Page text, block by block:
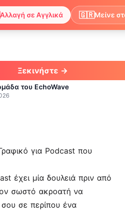
Ξεκινήστε →
του EchoWave
για Podcast που
έχει μία δουλειά πριν από
σωστό ακροατή να
σε περίπου ένα
Αλλαγή σε Αγγλικά 🇬🇷Μείνε